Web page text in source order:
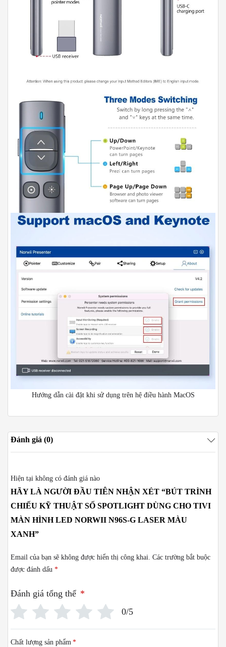
Hướng dẫn cài đặt khi sử dụng trên hệ điều hành MacOS
Đánh giá (0)
Hiện tại không có đánh giá nào
HÃY LÀ NGƯỜI ĐẦU TIÊN NHẬN XÉT “BÚT TRÌNH
CHIẾU KỸ THUẬT SỐ SPOTLIGHT DÙNG CHO TIVI
MÀN HÌNH LED NORWII N96S-G LASER MÀU
XANH”
Email của bạn sẽ không được hiển thị công khai. Các trường bắt buộc
được đánh dấu *
Đánh giá tổng thể *
0/5
Chất lượng sản phẩm *